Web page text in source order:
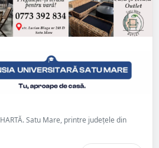
HARTĂ. Satu Mare, printre județele din